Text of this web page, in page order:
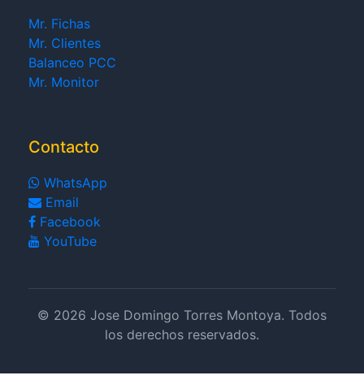
Mr. Fichas
Mr. Clientes
Balanceo PCC
Mr. Monitor
Contacto
WhatsApp
Email
Facebook
YouTube
© 2026 Jose Domingo Torres Montoya. Todos
los derechos reservados.